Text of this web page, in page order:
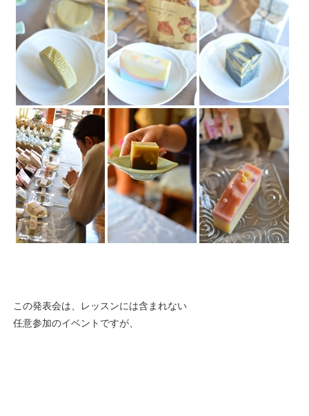
この発表会は、レッスンには含まれない
任意参加のイベントですが、